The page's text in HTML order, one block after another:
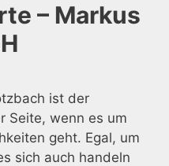
– Markus
ist der
Seite, wenn es um
geht. Egal, um
sich auch handeln